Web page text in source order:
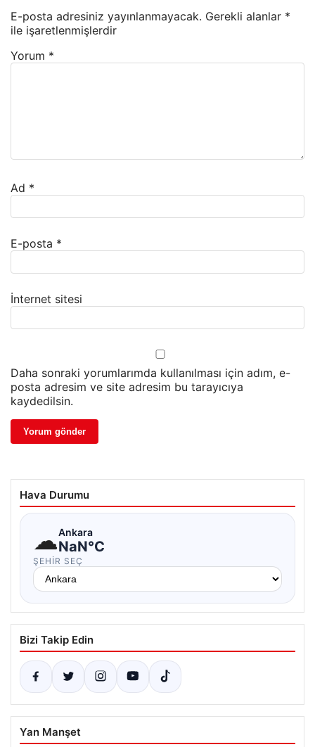
E-posta adresiniz yayınlanmayacak. Gerekli alanlar *
ile işaretlenmişlerdir
Yorum *
Ad *
E-posta *
İnternet sitesi
Daha sonraki yorumlarımda kullanılması için adım, e-
posta adresim ve site adresim bu tarayıcıya
kaydedilsin.
Hava Durumu
☁Ankara
NaN°C
ŞEHIR SEÇ
Bizi Takip Edin
Yan Manşet